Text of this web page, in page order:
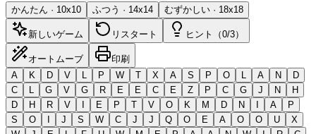
かんたん · 10x10 ふつう · 14x14 むずかしい · 18x18
新しいゲーム リスタート ヒント（0/3）
オートムーブ
印刷
A
K D V L P W T X A S P O L A N
D
C
L G V G R E E C E Z P C G J N
H
D
H R V I E P T V O K M D N I A
P
S
O I J S W C J J Q O E A O O U
X